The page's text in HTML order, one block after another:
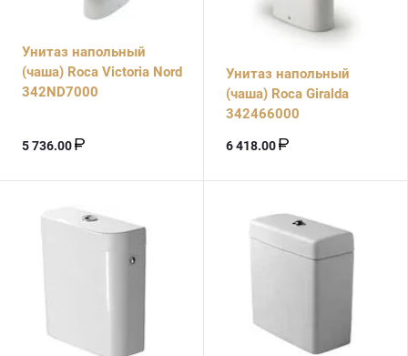
Унитаз напольный
(чаша) Roca Victoria Nord
342ND7000
5 736.00
Унитаз напольный
(чаша) Roca Giralda
342466000
6 418.00